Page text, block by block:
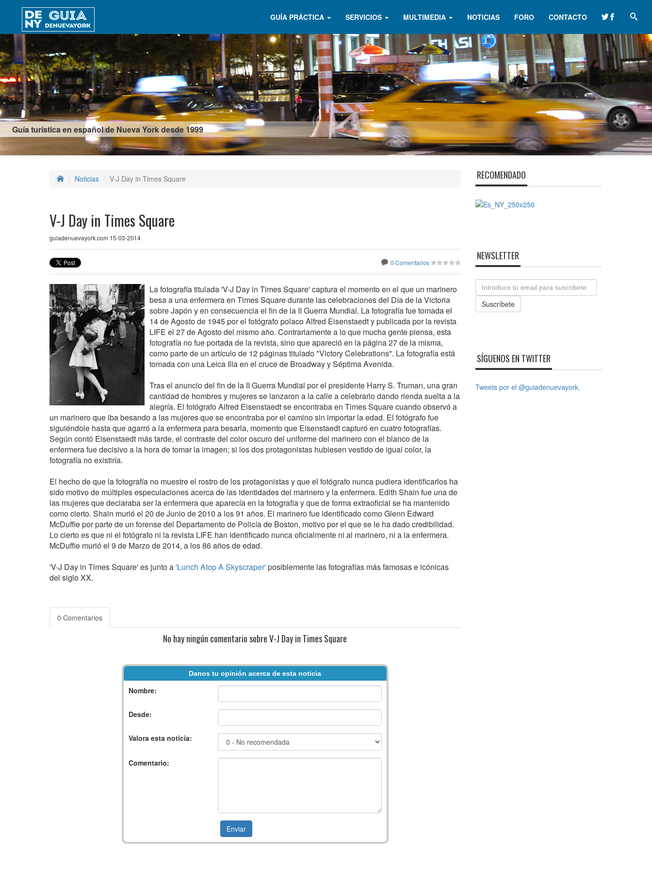
Guía turística en español de Nueva York desde 1999
GUÍA PRÁCTICA SERVICIOS MULTIMEDIA NOTICIAS FORO CONTACTO
Noticias V-J Day in Times Square
V-J Day in Times Square
guiadenuevayork.com 15-03-2014
0 Comentarios
La fotografía titulada 'V-J Day in Times Square' captura el momento en el que un marinero
besa a una enfermera en Times Square durante las celebraciones del Día de la Victoria
sobre Japón y en consecuencia el fin de la II Guerra Mundial. La fotografía fue tomada el
14 de Agosto de 1945 por el fotógrafo polaco Alfred Eisenstaedt y publicada por la revista
LIFE el 27 de Agosto del mismo año. Contrariamente a lo que mucha gente piensa, esta
fotografía no fue portada de la revista, sino que apareció en la página 27 de la misma,
como parte de un artículo de 12 páginas titulado "Victory Celebrations". La fotografía está
tomada con una Leica Illa en el cruce de Broadway y Séptima Avenida.
Tras el anuncio del fin de la II Guerra Mundial por el presidente Harry S. Truman, una gran
cantidad de hombres y mujeres se lanzaron a la calle a celebrarlo dando rienda suelta a la
alegría. El fotógrafo Alfred Eisenstaedt se encontraba en Times Square cuando observó a
un marinero que iba besando a las mujeres que se encontraba por el camino sin importar la edad. El fotógrafo fue
siguiéndole hasta que agarró a la enfermera para besarla, momento que Eisenstaedt capturó en cuatro fotografías.
Según contó Eisenstaedt más tarde, el contraste del color oscuro del uniforme del marinero con el blanco de la
enfermera fue decisivo a la hora de tomar la imagen; si los dos protagonistas hubiesen vestido de igual color, la
fotografía no existiría.
El hecho de que la fotografía no muestre el rostro de los protagonistas y que el fotógrafo nunca pudiera identificarlos ha
sido motivo de múltiples especulaciones acerca de las identidades del marinero y la enfermera. Edith Shain fue una de
las mujeres que declaraba ser la enfermera que aparecía en la fotografía y que de forma extraoficial se ha mantenido
como cierto. Shain murió el 20 de Junio de 2010 a los 91 años. El marinero fue identificado como Glenn Edward
McDuffie por parte de un forense del Departamento de Policía de Boston, motivo por el que se le ha dado credibilidad.
Lo cierto es que ni el fotógrafo ni la revista LIFE han identificado nunca oficialmente ni al marinero, ni a la enfermera.
McDuffie murió el 9 de Marzo de 2014, a los 86 años de edad.
'V-J Day in Times Square' es junto a'Lunch Atop A Skyscraper'posiblemente las fotografías más famosas e icónicas
del siglo XX.
0 Comentarios
No hay ningún comentario sobre V-J Day in Times Square
Danos tu opinión acerca de esta noticia
Nombre:
Desde:
Valora esta noticia:
Comentario:
RECOMENDADO
NEWSLETTER
Email
Suscríbete
SÍGUENOS EN TWITTER
Tweets por el @guiadenuevayork.